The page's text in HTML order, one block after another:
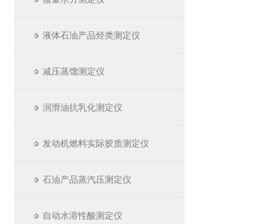
液体石油产品烃类测定仪
减压蒸馏测定仪
润滑油抗乳化测定仪
发动机燃料实际胶质测定仪
石油产品蒸汽压测定仪
自动水溶性酸测定仪